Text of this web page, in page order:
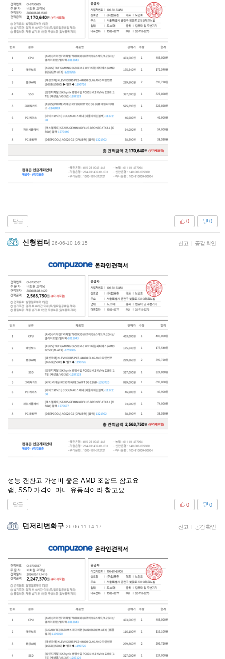
답글 0
0
신형컴터 26-06-10 16:15 신고 | 공감 확인
성능 갠찬고 가성비 좋은 AMD 조합도 참고요
램, SSD 가격이 마니 유동적이라 참고요
답글 0
0
던저리변화구 26-06-11 14:17 신고 공감 확인